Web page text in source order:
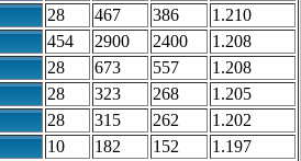
28 467 386 1.210
454 2900 2400 1.208
28 673 557 1.208
28 323 268 1.205
28 315 262 1.202
10 182 152 1.197